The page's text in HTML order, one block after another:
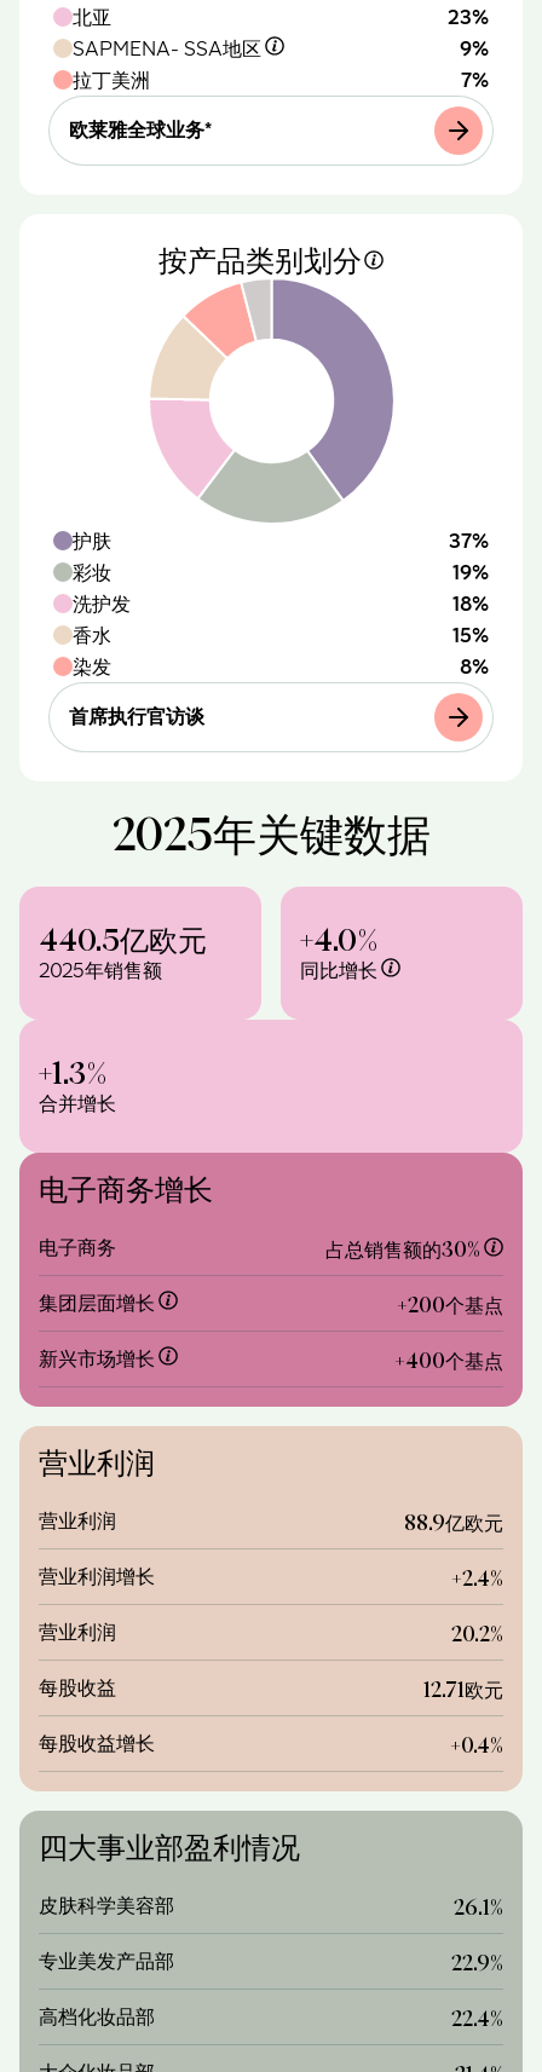
北亚
23%
SAPMENA- SSA地区
9%
拉丁美洲
7%
欧莱雅全球业务*
按产品类别划分
护肤
37%
彩妆
19%
洗护发
18%
香水
15%
染发
8%
首席执行官访谈
2025年关键数据
440.5亿欧元
2025年销售额
+4.0%
同比增长
+1.3%
合并增长
电子商务增长
电子商务 占总销售额的30%
集团层面增长 +200个基点
新兴市场增长 +400个基点
营业利润
营业利润 88.9亿欧元
营业利润增长 +2.4%
营业利润 20.2%
每股收益 12.71欧元
每股收益增长 +0.4%
四大事业部盈利情况
皮肤科学美容部 26.1%
专业美发产品部 22.9%
高档化妆品部 22.4%